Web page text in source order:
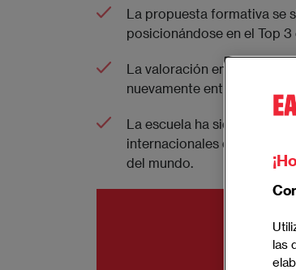
La propuesta formativa se
posicionándose en el Top
La valoración empresarial
nuevamente entre las
La escuela ha sido
internacionales del mundo
del mundo.
las